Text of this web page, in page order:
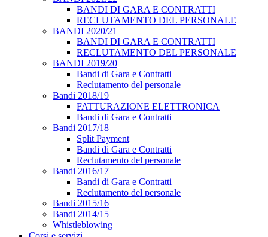
BANDI DI GARA E CONTRATTI
RECLUTAMENTO DEL PERSONALE
BANDI 2020/21
BANDI DI GARA E CONTRATTI
RECLUTAMENTO DEL PERSONALE
BANDI 2019/20
Bandi di Gara e Contratti
Reclutamento del personale
Bandi 2018/19
FATTURAZIONE ELETTRONICA
Bandi di Gara e Contratti
Bandi 2017/18
Split Payment
Bandi di Gara e Contratti
Reclutamento del personale
Bandi 2016/17
Bandi di Gara e Contratti
Reclutamento del personale
Bandi 2015/16
Bandi 2014/15
Whistleblowing